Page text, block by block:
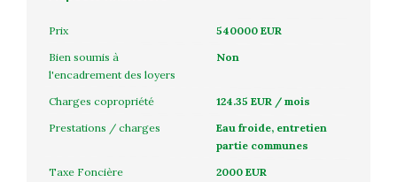
Prix
540000 EUR
Bien soumis à
l'encadrement des loyers
Non
Charges copropriété
124.35 EUR / mois
Prestations / charges
Eau froide, entretien
partie communes
Taxe Foncière
2000 EUR